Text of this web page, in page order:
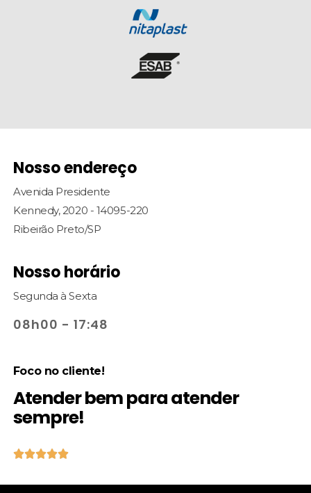
Nosso endereço
Avenida Presidente
Kennedy, 2020 - 14095-220
Ribeirão Preto/SP
Nosso horário
Segunda à Sexta
08h00 - 17:48
Foco no cliente!
Atender bem para atender
sempre!
